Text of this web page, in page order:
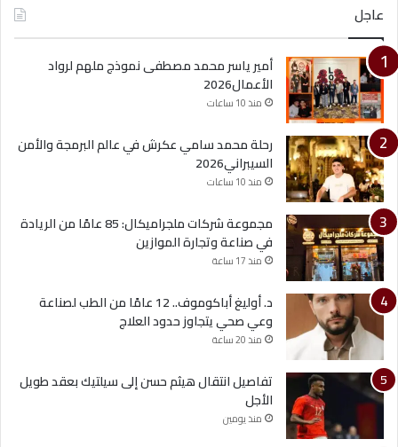
عاجل
أمير ياسر محمد مصطفى نموذج ملهم لرواد
الأعمال2026
منذ 10 ساعات
رحلة محمد سامي عكرش في عالم البرمجة والأمن
السيبراني2026
منذ 10 ساعات
مجموعة شركات ملجراميكال: 85 عامًا من الريادة
في صناعة وتجارة الموازين
منذ 17 ساعة
د. أوليغ أباكوموف.. 12 عامًا من الطب لصناعة
وعي صحي يتجاوز حدود العلاج
منذ 20 ساعة
تفاصيل انتقال هيثم حسن إلى سيلتيك بعقد طويل
الأجل
منذ يومين